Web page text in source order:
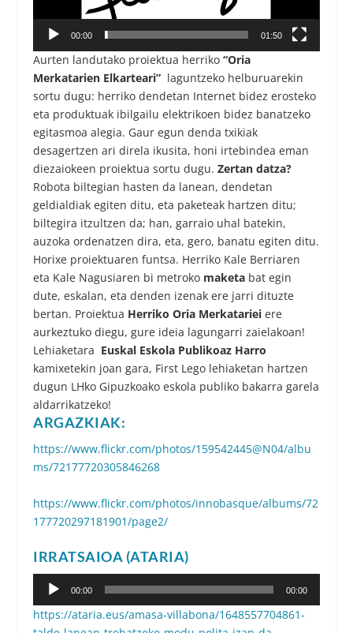
00:00 01:50
Aurten landutako proiektua herriko“Oria
Merkatarien Elkarteari” laguntzeko helburuarekin
sortu dugu: herriko dendetan Internet bidez erosteko
eta produktuak ibilgailu elektrikoen bidez banatzeko
egitasmoa alegia. Gaur egun denda txikiak
desagertzen ari direla ikusita, honi irtebindea eman
diezaiokeen proiektua sortu dugu.Zertan datza?
Robota biltegian hasten da lanean, dendetan
geldialdiak egiten ditu, eta paketeak hartzen ditu;
biltegira itzultzen da; han, garraio uhal batekin,
auzoka ordenatzen dira, eta, gero, banatu egiten ditu.
Horixe proiektuaren funtsa. Herriko Kale Berriaren
eta Kale Nagusiaren bi metroko maketa bat egin
dute, eskalan, eta denden izenak ere jarri dituzte
bertan. Proiektua Herriko Oria Merkatariei ere
aurkeztuko diegu, gure ideia lagungarri zaielakoan!
Lehiaketara Euskal Eskola Publikoaz Harro
kamixetekin joan gara, First Lego lehiaketan hartzen
dugun LHko Gipuzkoako eskola publiko bakarra garela
aldarrikatzeko!
ARGAZKIAK:
https://www.flickr.com/photos/159542445@N04/albu
ms/72177720305846268
https://www.flickr.com/photos/innobasque/albums/72
177720297181901/page2/
IRRATSAIOA (ATARIA)
Soinu
00:00 00:00
https://ataria.eus/amasa-villabona/1648557704861-